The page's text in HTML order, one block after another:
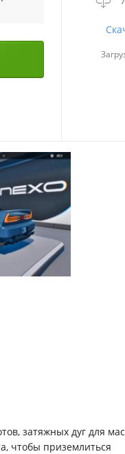
затяжных дуг для
чтобы приземлиться